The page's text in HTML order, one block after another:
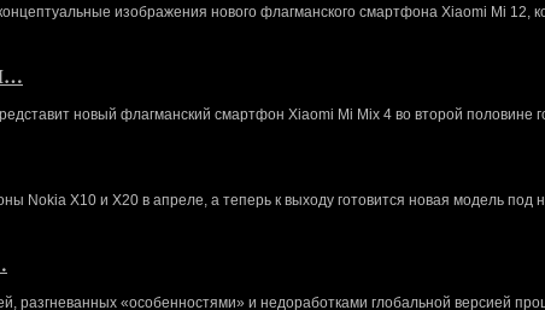
изображения нового флагманского смартфона Xiaomi Mi 12,
новый флагманский смартфон Xiaomi Mi Mix 4 во второй половине
Nokia X10 и X20 в апреле, а теперь к выходу готовится новая модель под
разгневанных «особенностями» и недоработками глобальной версией